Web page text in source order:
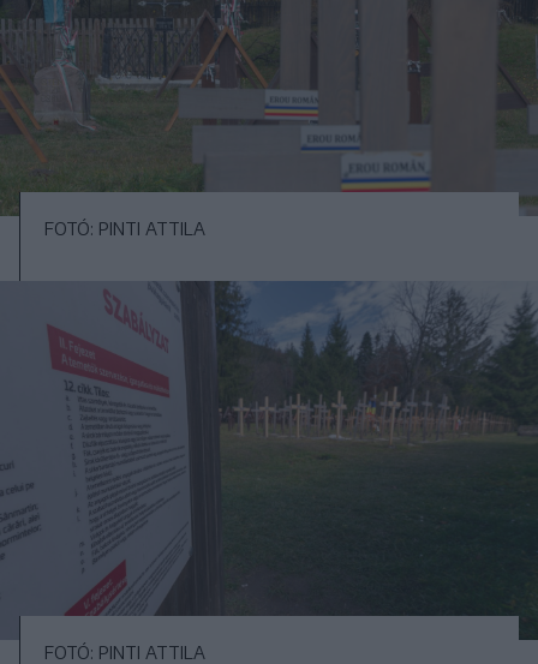
FOTÓ: PINTI ATTILA
FOTÓ: PINTI ATTILA